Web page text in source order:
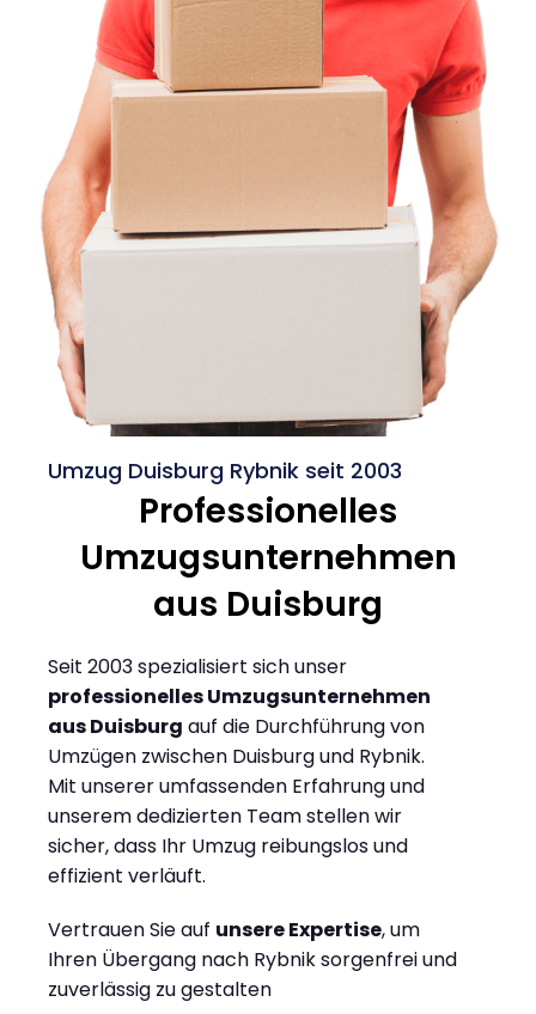
Umzug Duisburg Rybnik seit 2003
Professionelles
Umzugsunternehmen
aus Duisburg
Seit 2003 spezialisiert sich unser
professionelles Umzugsunternehmen
aus Duisburg auf die Durchführung von
Umzügen zwischen Duisburg und Rybnik.
Mit unserer umfassenden Erfahrung und
unserem dedizierten Team stellen wir
sicher, dass Ihr Umzug reibungslos und
effizient verläuft.
Vertrauen Sie auf unsere Expertise, um
Ihren Übergang nach Rybnik sorgenfrei und
zuverlässig zu gestalten